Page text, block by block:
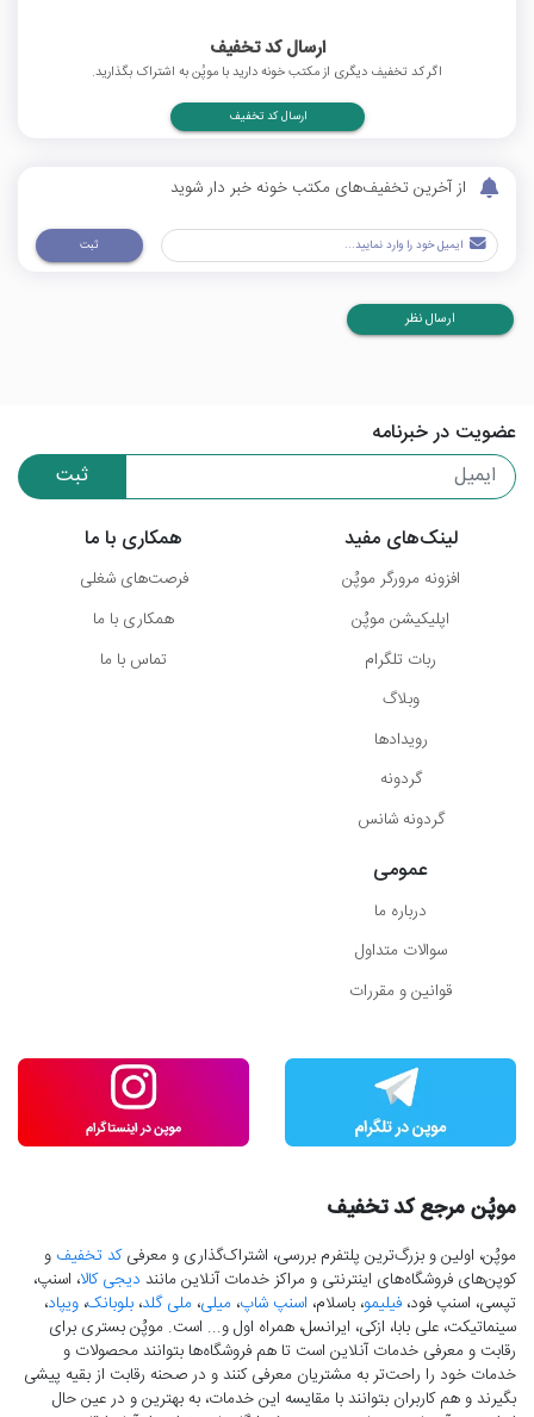
ارسال کد تخفیف
اگر کد تخفیف دیگری از مکتب خونه دارید با موپُن به اشتراک بگذارید.
ارسال کد تخفیف
از آخرین تخفیف‌های مکتب خونه خبر دار شوید
ثبت
ارسال نظر
عضویت در خبرنامه
ثبت
لینک‌های مفید
افزونه مرورگر موپُن
اپلیکیشن موپُن
ربات تلگرام
وبلاگ
رویدادها
گردونه
گردونه شانس
همکاری با ما
فرصت‌های شغلی
همکاری با ما
تماس با ما
عمومی
درباره ما
سوالات متداول
قوانین و مقررات
موپُن مرجع کد تخفیف
موپُن، اولین و بزرگ‌ترین پلتفرم بررسی، اشتراک‌گذاری و معرفیکد تخفیف و
کوپن‌های فروشگاه‌های اینترنتی و مراکز خدمات آنلاین مانند دیجی کالا، اسنپ،
تپسی، اسنپ فود، فیلیمو، باسلام، اسنپ شاپ، میلی، ملی گلد، بلوبانک، ویپاد،
سینماتیکت، علی بابا، ازکی، ایرانسل، همراه اول و... است. موپُن بستری برای
رقابت و معرفی خدمات آنلاین است تا هم فروشگاه‌ها بتوانند محصولات و
خدمات خود را راحت‌تر به مشتریان معرفی کنند و در صحنه رقابت از بقیه پیشی
بگیرند و هم کاربران بتوانند با مقایسه این خدمات، به بهترین و در عین حال